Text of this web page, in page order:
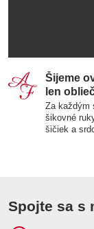
Šijeme
len
Za každým
šikovné
šičiek a
Spojte sa s